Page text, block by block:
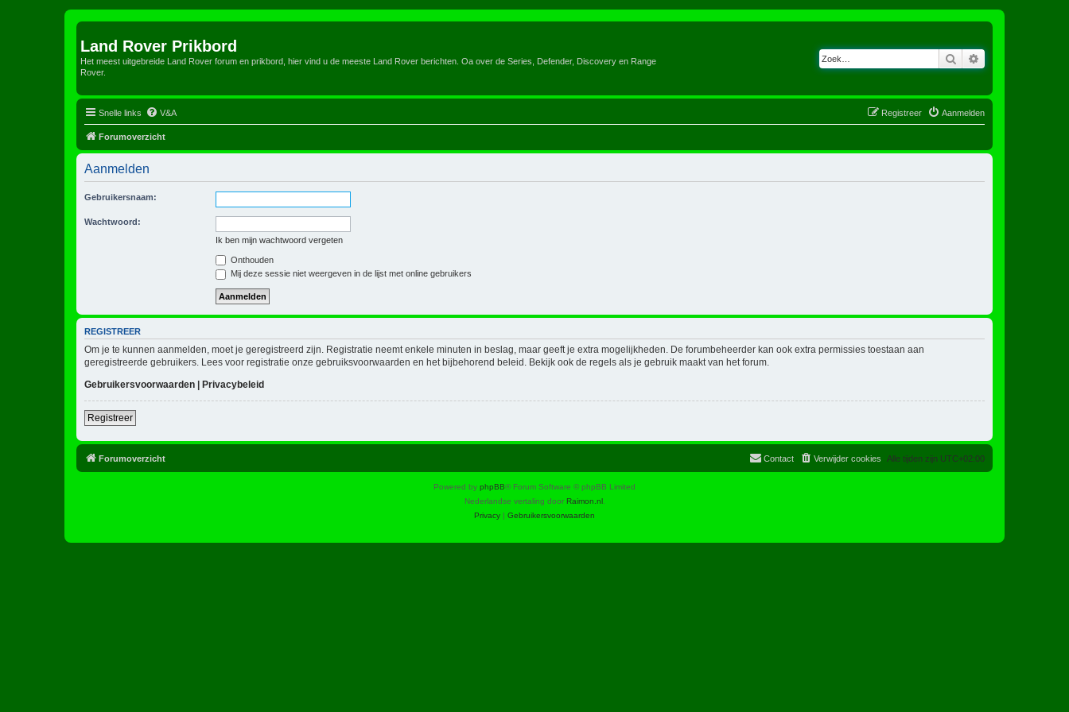
Land Rover Prikbord
Het meest uitgebreide Land Rover forum en prikbord, hier vind u de meeste Land Rover berichten. Oa over de Series, Defender, Discovery en Range
Rover.
Zoek
Snelle links V&A Aanmelden
Registreer
Forumoverzicht
Aanmelden
Gebruikersnaam:
Wachtwoord:
Ik ben mijn wachtwoord vergeten
Onthouden
Mij deze sessie niet weergeven in de lijst met online gebruikers
REGISTREER
Om je te kunnen aanmelden, moet je geregistreerd zijn. Registratie neemt enkele minuten in beslag, maar geeft je extra mogelijkheden. De forumbeheerder kan ook extra permissies toestaan aan
geregistreerde gebruikers. Lees voor registratie onze gebruiksvoorwaarden en het bijbehorend beleid. Bekijk ook de regels als je gebruik maakt van het forum.
Gebruikersvoorwaarden
Privacybeleid
Registreer
Forumoverzicht Alle tijden zijn UTC+02:00
Verwijder cookies
Contact
Powered by phpBB® Forum Software © phpBB Limited
Nederlandse vertaling door Raimon.nl.
Privacy | Gebruikersvoorwaarden